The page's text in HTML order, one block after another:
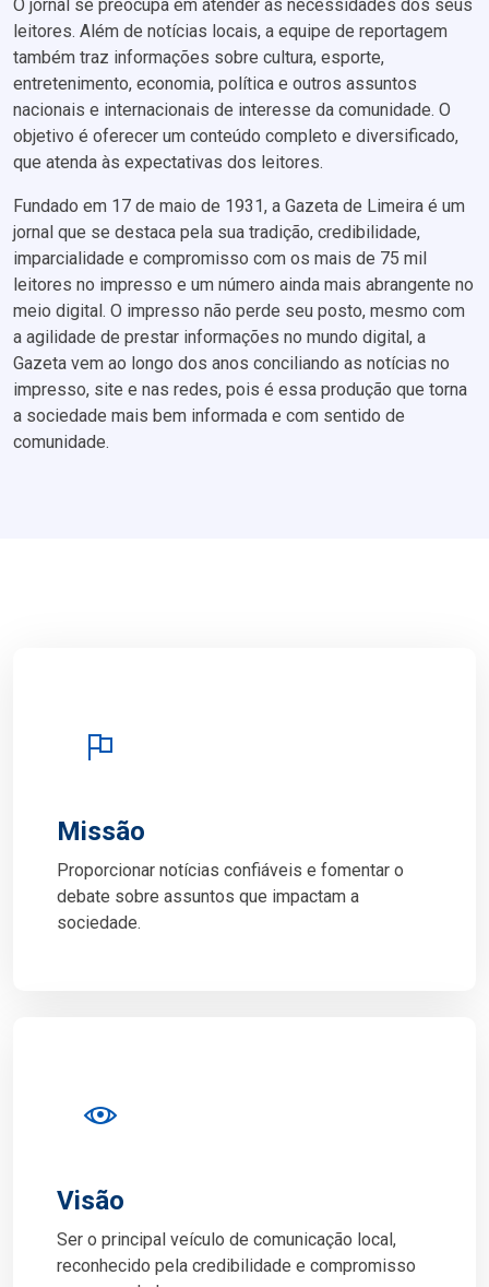
O jornal se preocupa em atender às necessidades dos seus
leitores. Além de notícias locais, a equipe de reportagem
também traz informações sobre cultura, esporte,
entretenimento, economia, política e outros assuntos
nacionais e internacionais de interesse da comunidade. O
objetivo é oferecer um conteúdo completo e diversificado,
que atenda às expectativas dos leitores.
Fundado em 17 de maio de 1931, a Gazeta de Limeira é um
jornal que se destaca pela sua tradição, credibilidade,
imparcialidade e compromisso com os mais de 75 mil
leitores no impresso e um número ainda mais abrangente no
meio digital. O impresso não perde seu posto, mesmo com
a agilidade de prestar informações no mundo digital, a
Gazeta vem ao longo dos anos conciliando as notícias no
impresso, site e nas redes, pois é essa produção que torna
a sociedade mais bem informada e com sentido de
comunidade.
Missão
Proporcionar notícias confiáveis e fomentar o
debate sobre assuntos que impactam a
sociedade.
Visão
Ser o principal veículo de comunicação local,
reconhecido pela credibilidade e compromisso